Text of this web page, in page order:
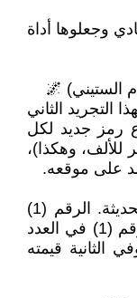
وجعلوها أداة
الستيني) 🌌
التجريد الثاني
رمز جديد لكل
للألف، وهكذا)،
على موقعه.
وهذا هو أساس كل الأنظمة العددية الحديثة. الرقم (1)
في العدد (160) ليس له نفس قيمة الرقم (1) في العدد
الثانية قيمته